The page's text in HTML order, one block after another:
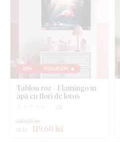
-25% REDUCERI 🔥
Tablou roz - Flamingo în
apă cu flori de lotus
( 0 )
de la 119,60 lei
159,50 lei